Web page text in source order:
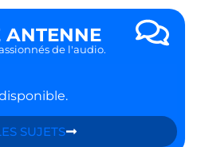
ANTENNE
de l'audio.
SUJETS